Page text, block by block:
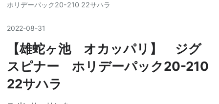
ホリデーパック20-210 22サハラ
2022-08-31
【雄蛇ヶ池 オカッパリ】 ジグ
スピナー ホリデーパック20-210
22サハラ